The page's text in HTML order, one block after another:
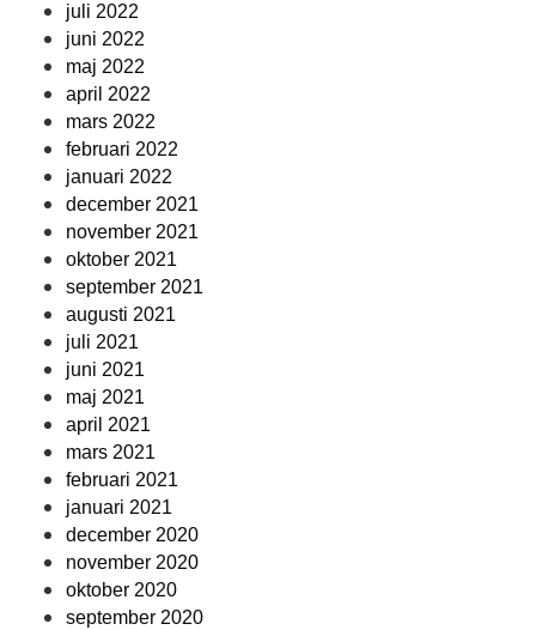
juli 2022
juni 2022
maj 2022
april 2022
mars 2022
februari 2022
januari 2022
december 2021
november 2021
oktober 2021
september 2021
augusti 2021
juli 2021
juni 2021
maj 2021
april 2021
mars 2021
februari 2021
januari 2021
december 2020
november 2020
oktober 2020
september 2020